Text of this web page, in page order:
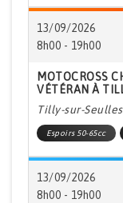
13/09/2026
8h00 - 19h00
MOTOCROSS
VÉTÉRAN À
Tilly-sur-
Espoirs 50-65cc
13/09/2026
8h00 - 19h00